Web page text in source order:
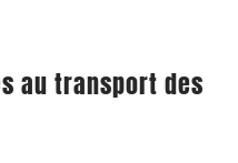
au transport des